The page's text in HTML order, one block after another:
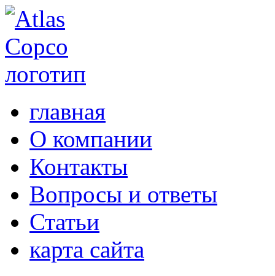
главная
О компании
Контакты
Вопросы и ответы
Статьи
карта сайта